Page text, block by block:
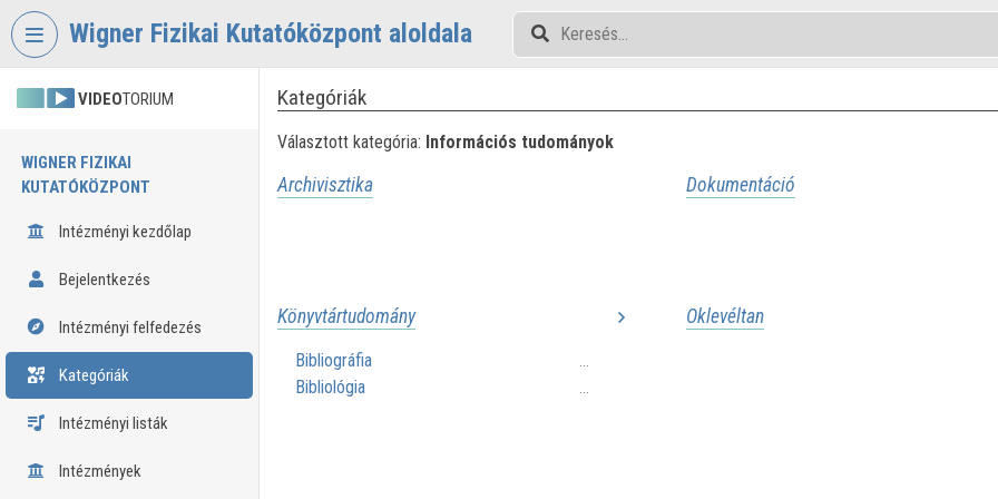
Fejléc kihagyása
Wigner Fizikai Kutatóközpont aloldala
VIDEOTORIUM
WIGNER FIZIKAI
KUTATÓKÖZPONT
Intézményi kezdőlap
Bejelentkezés
Intézményi felfedezés
Kategóriák
Intézményi listák
Intézmények
Kategóriák
Választott kategória: Információs tudományok
Archivisztika Dokumentáció
Könyvtártudomány
Bibliográfia
Bibliológia
Oklevéltan